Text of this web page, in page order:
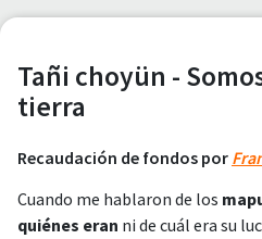
Tañi choyün -
tierra
Recaudación de fondos por
Cuando me hablaron de los
quiénes eran ni de cuál era su